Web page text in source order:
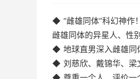
◆ “雌雄同体”科幻神作
雌雄同体的异星人、性
◆ 地球直男深入雌雄同
◆ 刘慈欣、戴锦华、梁